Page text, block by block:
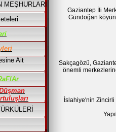
MEŞHURLARI
Ait
Gaziantep İli
Gündoğan
Sakçagözü,
önemli
İslahiye'nin